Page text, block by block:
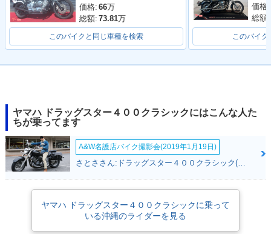
niversary Special
Edition・特別・限定
仕様
チェンジ
ーチェンジ
2003年 DragStar C
2002年 DragStar C
価格: 66万
総額: 73.81万
このバイクと同じ車種を検索
価格:
総額:
このバイク
ヤマハ ドラッグスター４００クラシックにはこんな人た
ちが乗ってます
A&W名護店バイク撮影会(2019年1月19日)
ヤマハ ドラッグスター４００クラシックに乗って
いる沖縄のライダーを見る